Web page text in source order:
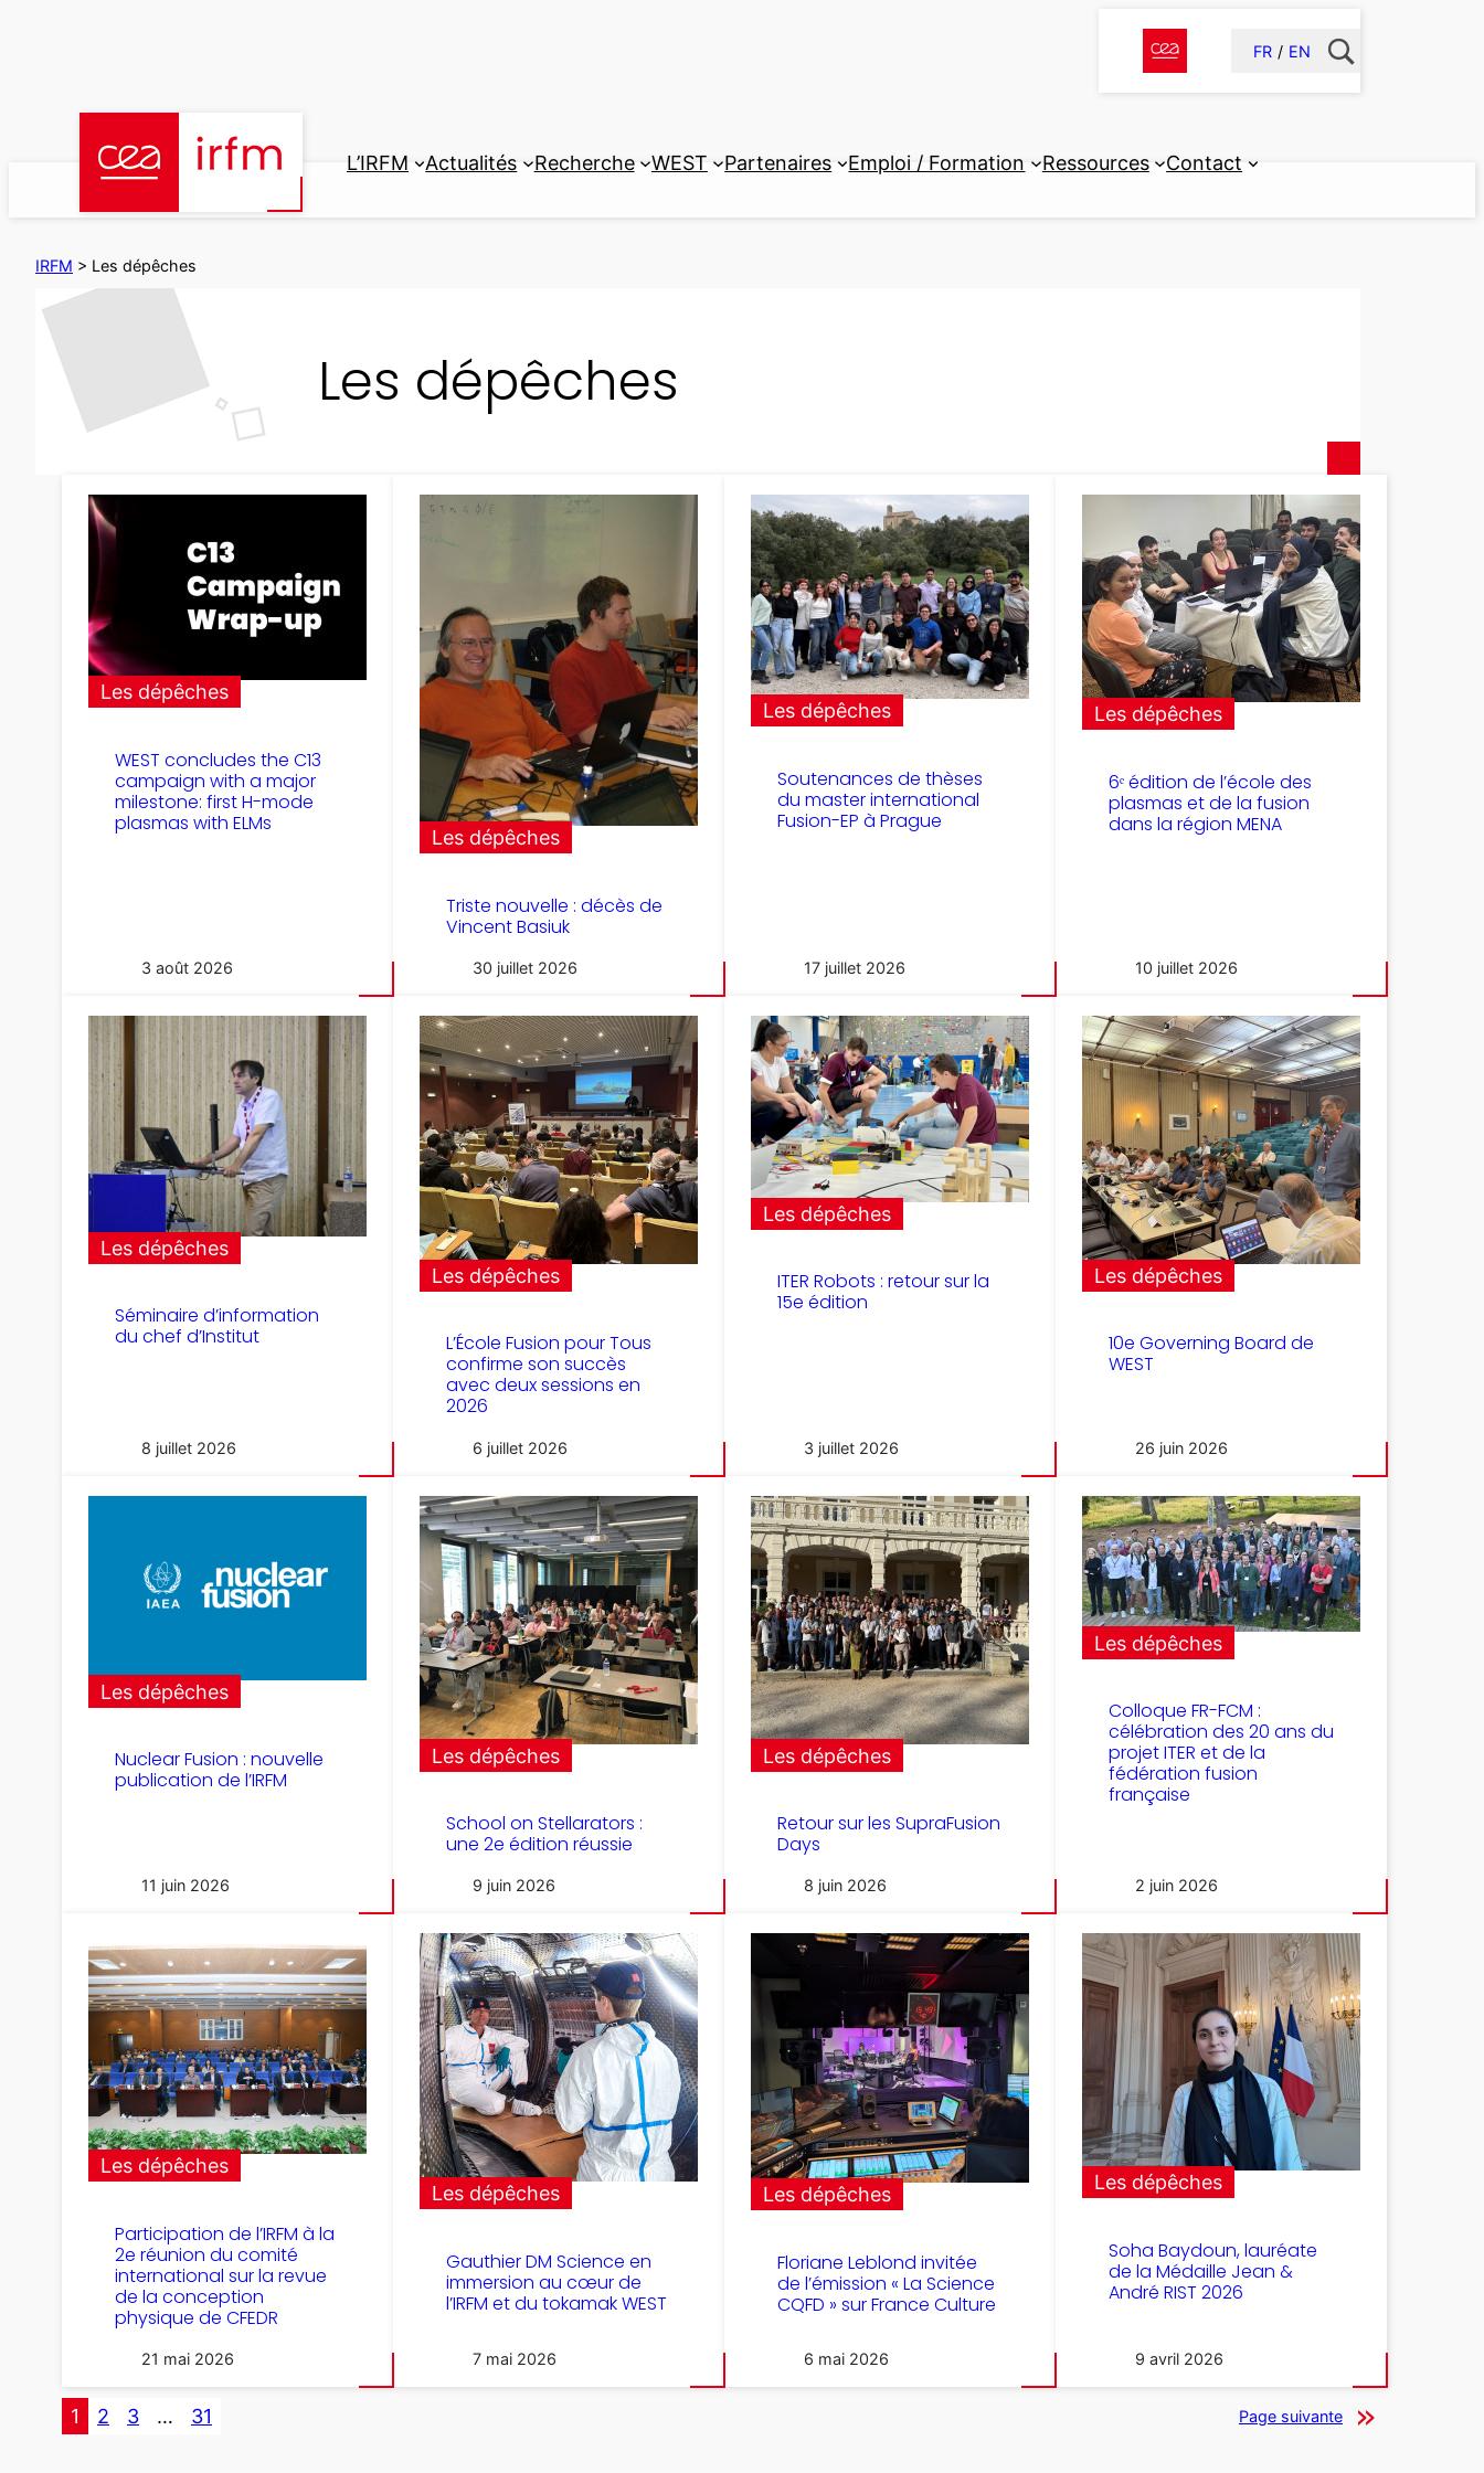
FR EN
L’IRFM Actualités Recherche WEST Partenaires Emploi / Formation Ressources Contact
IRFM > Les dépêches
Les dépêches
Les dépêches
WEST concludes the C13
campaign with a major
milestone: first H-mode
plasmas with ELMs
3 août 2026
Les dépêches
Triste nouvelle : décès de
Vincent Basiuk
30 juillet 2026
Les dépêches
Soutenances de thèses
du master international
Fusion-EP à Prague
17 juillet 2026
Les dépêches
6ᵉ édition de l’école des
plasmas et de la fusion
dans la région MENA
10 juillet 2026
Les dépêches
Séminaire d’information
du chef d’Institut
8 juillet 2026
Les dépêches
L’École Fusion pour Tous
confirme son succès
avec deux sessions en
2026
6 juillet 2026
Les dépêches
ITER Robots : retour sur la
15e édition
3 juillet 2026
Les dépêches
10e Governing Board de
WEST
26 juin 2026
Les dépêches
Nuclear Fusion : nouvelle
publication de l’IRFM
11 juin 2026
Les dépêches
School on Stellarators :
une 2e édition réussie
9 juin 2026
Les dépêches
Retour sur les SupraFusion
Days
8 juin 2026
Les dépêches
Colloque FR-FCM :
célébration des 20 ans du
projet ITER et de la
fédération fusion
française
2 juin 2026
Les dépêches
Participation de l’IRFM à la
2e réunion du comité
international sur la revue
de la conception
physique de CFEDR
21 mai 2026
Les dépêches
Gauthier DM Science en
immersion au cœur de
l’IRFM et du tokamak WEST
7 mai 2026
Les dépêches
Floriane Leblond invitée
de l’émission « La Science
CQFD » sur France Culture
6 mai 2026
Les dépêches
Soha Baydoun, lauréate
de la Médaille Jean &
André RIST 2026
9 avril 2026
1 2 3 … 31 Page suivante